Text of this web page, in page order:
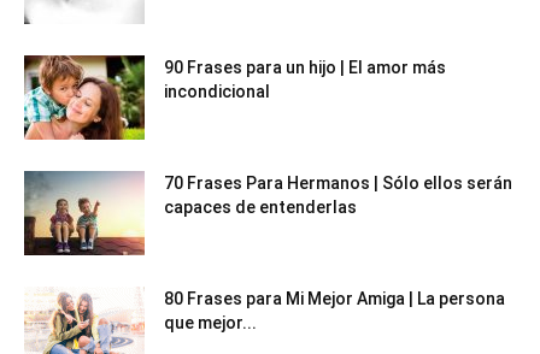
90 Frases para un hijo | El amor más
incondicional
70 Frases Para Hermanos | Sólo ellos serán
capaces de entenderlas
80 Frases para Mi Mejor Amiga | La persona
que mejor...